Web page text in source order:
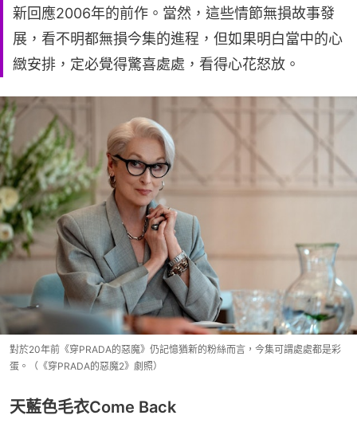
新回應2006年的前作。當然，這些情節無損故事發
展，看不明都無損今集的進程，但如果明白當中的心
緻安排，定必覺得驚喜處處，看得心花怒放。
對於20年前《穿PRADA的惡魔》仍記憶猶新的粉絲而言，今集可謂處處都是彩
蛋。（《穿PRADA的惡魔2》劇照）
天藍色毛衣Come Back